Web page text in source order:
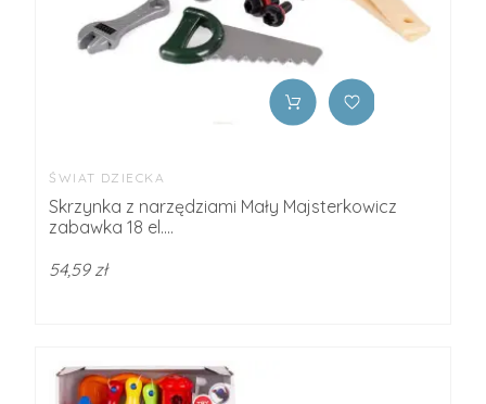
ŚWIAT DZIECKA
Skrzynka z narzędziami Mały Majsterkowicz
zabawka 18 el....
54,59 zł